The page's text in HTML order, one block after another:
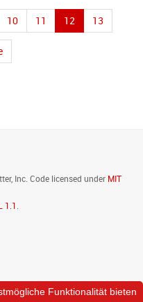
10 11 12 13
Inc. Code licensed under MIT
1.1
Funktionalität bieten